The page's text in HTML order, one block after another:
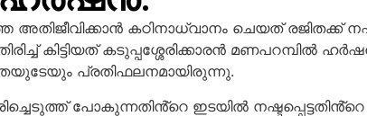
അതിജീവിക്കാൻ കഠിനാധ്വാനം ചെയത് രജിതക്ക്
കിട്ടിയത് കടുപ്പശ്ശേരിക്കാരൻ മണപറമ്പിൽ
പ്രതിഫലനമായിരുന്നു.
പോകുന്നതിൻ്റെ ഇടയിൽ